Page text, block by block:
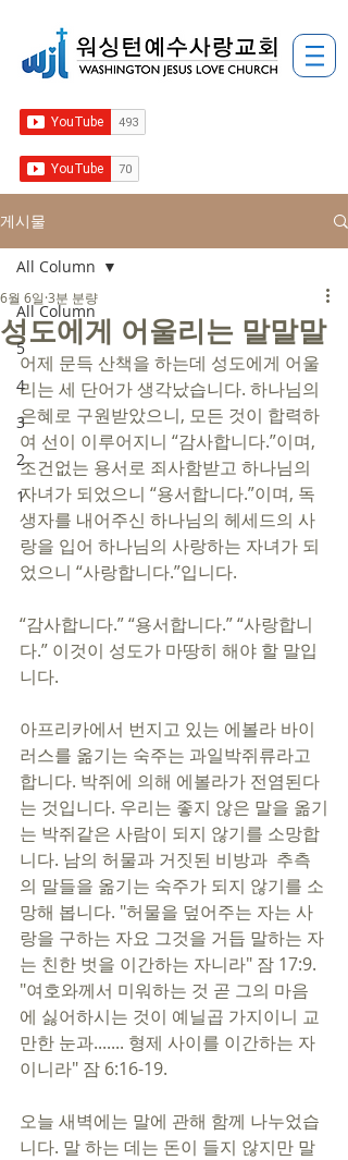
게시물
All Column
5
4
3
2
1
All Column
성도에게 어울리는 말말말
6월 6일 3분 분량
어제 문득 산책을 하는데 성도에게 어울
리는 세 단어가 생각났습니다. 하나님의
은혜로 구원받았으니, 모든 것이 합력하
여 선이 이루어지니 “감사합니다.”이며,
조건없는 용서로 죄사함받고 하나님의
자녀가 되었으니 “용서합니다.”이며, 독
생자를 내어주신 하나님의 헤세드의 사
랑을 입어 하나님의 사랑하는 자녀가 되
었으니 “사랑합니다.”입니다.
“감사합니다.” “용서합니다.” “사랑합니
다.” 이것이 성도가 마땅히 해야 할 말입
니다.
아프리카에서 번지고 있는 에볼라 바이
러스를 옮기는 숙주는 과일박쥐류라고
합니다. 박쥐에 의해 에볼라가 전염된다
는 것입니다. 우리는 좋지 않은 말을 옮기
는 박쥐같은 사람이 되지 않기를 소망합
니다. 남의 허물과 거짓된 비방과  추측
의 말들을 옮기는 숙주가 되지 않기를 소
망해 봅니다. "허물을 덮어주는 자는 사
랑을 구하는 자요 그것을 거듭 말하는 자
는 친한 벗을 이간하는 자니라" 잠 17:9.
"여호와께서 미워하는 것 곧 그의 마음
에 싫어하시는 것이 예닐곱 가지이니 교
만한 눈과....... 형제 사이를 이간하는 자
이니라" 잠 6:16-19.
오늘 새벽에는 말에 관해 함께 나누었습
니다. 말 하는 데는 돈이 들지 않지만 말